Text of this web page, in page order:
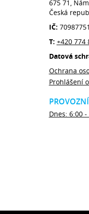
675 71,
Česká
IČ: 70987751
T: +420 774
Datová
Ochrana
Prohlášení
Dnes: 6:00 -